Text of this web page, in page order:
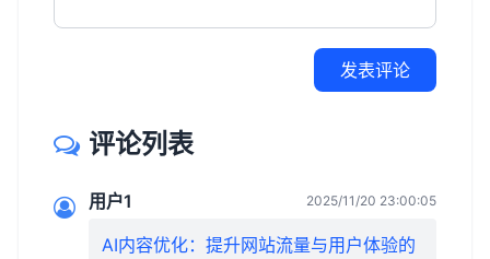
发表评论
评论列表
用户1 2025/11/20 23:00:05
AI内容优化：提升网站流量与用户体验的